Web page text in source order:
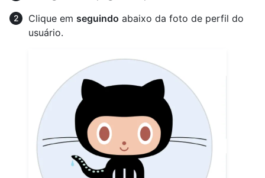
Clique em seguindo abaixo da foto de perfil do
usuário.